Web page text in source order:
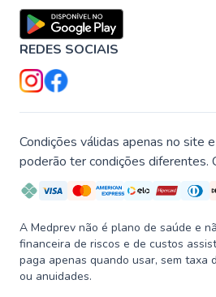
REDES SOCIAIS
Condições válidas apenas no site
poderão ter condições diferentes.
A Medprev não é plano de saúde e
financeira de riscos e de custos
paga apenas quando usar, sem taxa
ou anuidades.